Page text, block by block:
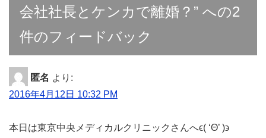
会社社長とケンカで離婚？” への2
件のフィードバック
匿名 より:
2016年4月12日 10:32 PM
本日は東京中央メディカルクリニックさんへϵ( ‘Θ’ )϶